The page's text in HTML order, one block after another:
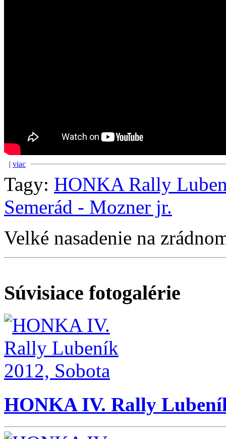
| viac
Tagy: HONKA Rally
Semerád - Mozner jr.
Velké nasadenie na
Súvisiace fotogalérie
HONKA IV. Rally